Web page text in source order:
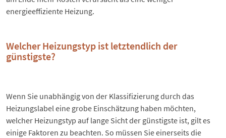
energieeffiziente Heizung.
Welcher Heizungstyp ist letztendlich der
günstigste?
Wenn Sie unabhängig von der Klassifizierung durch das
Heizungslabel eine grobe Einschätzung haben möchten,
welcher Heizungstyp auf lange Sicht der günstigste ist, gilt es
einige Faktoren zu beachten. So müssen Sie einerseits die